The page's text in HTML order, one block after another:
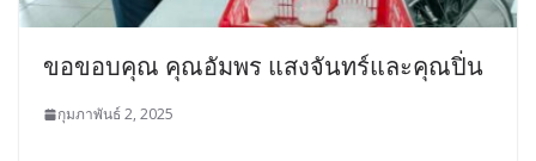
ขอขอบคุณ คุณอัมพร แสงจันทร์และคุณปิ่น
กุมภาพันธ์ 2, 2025